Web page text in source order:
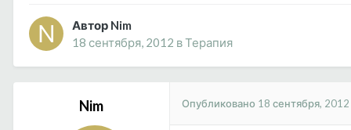
Автор Nim
18 сентября, 2012 вТерапия
Nim Опубликовано 18 сентября, 2012